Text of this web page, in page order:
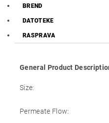
BREND
DATOTEKE
RASPRAVA
General Product
Size:
Permeate Flow: